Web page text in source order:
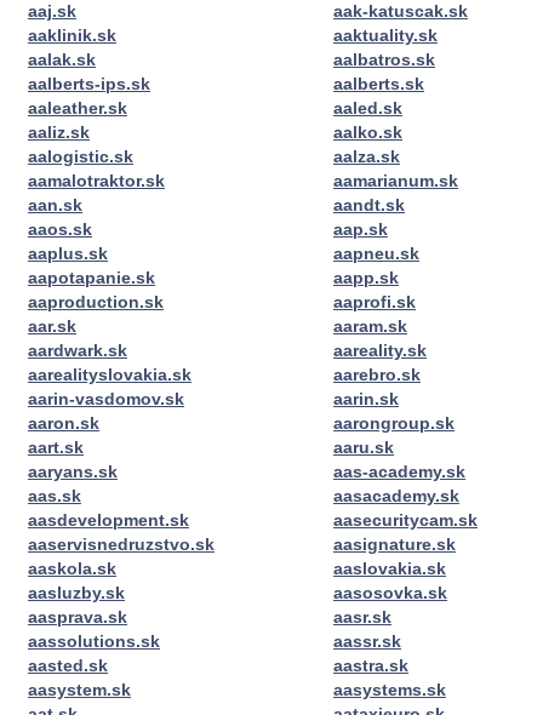
aaj.sk
aak-katuscak.sk
aaklinik.sk
aaktuality.sk
aalak.sk
aalbatros.sk
aalberts-ips.sk
aalberts.sk
aaleather.sk
aaled.sk
aaliz.sk
aalko.sk
aalogistic.sk
aalza.sk
aamalotraktor.sk
aamarianum.sk
aan.sk
aandt.sk
aaos.sk
aap.sk
aaplus.sk
aapneu.sk
aapotapanie.sk
aapp.sk
aaproduction.sk
aaprofi.sk
aar.sk
aaram.sk
aardwark.sk
aareality.sk
aarealityslovakia.sk
aarebro.sk
aarin-vasdomov.sk
aarin.sk
aaron.sk
aarongroup.sk
aart.sk
aaru.sk
aaryans.sk
aas-academy.sk
aas.sk
aasacademy.sk
aasdevelopment.sk
aasecuritycam.sk
aaservisnedruzstvo.sk
aasignature.sk
aaskola.sk
aaslovakia.sk
aasluzby.sk
aasosovka.sk
aasprava.sk
aasr.sk
aassolutions.sk
aassr.sk
aasted.sk
aastra.sk
aasystem.sk
aasystems.sk